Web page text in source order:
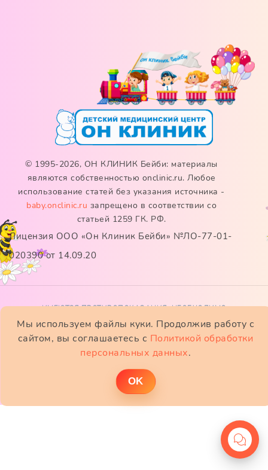
Мы используем файлы куки. Продолжив работу с
сайтом, вы соглашаетесь с Политикой обработки
персональных данных.
ОK
© 1995-2026, ОН КЛИНИК Бейби: материалы
являются собственностью onclinic.ru. Любое
использование статей без указания источника -
baby.onclinic.ru запрещено в соответствии со
статьей 1259 ГК. РФ.
Лицензия ООО «Он Клиник Бейби» №ЛО-77-01-
020390 от 14.09.20
ИМЕЮТСЯ ПРОТИВОПОКАЗАНИЯ. НЕОБХОДИМО
ПРОКОНСУЛЬТИРОВАТЬСЯ СО СПЕЦИАЛИСТОМ